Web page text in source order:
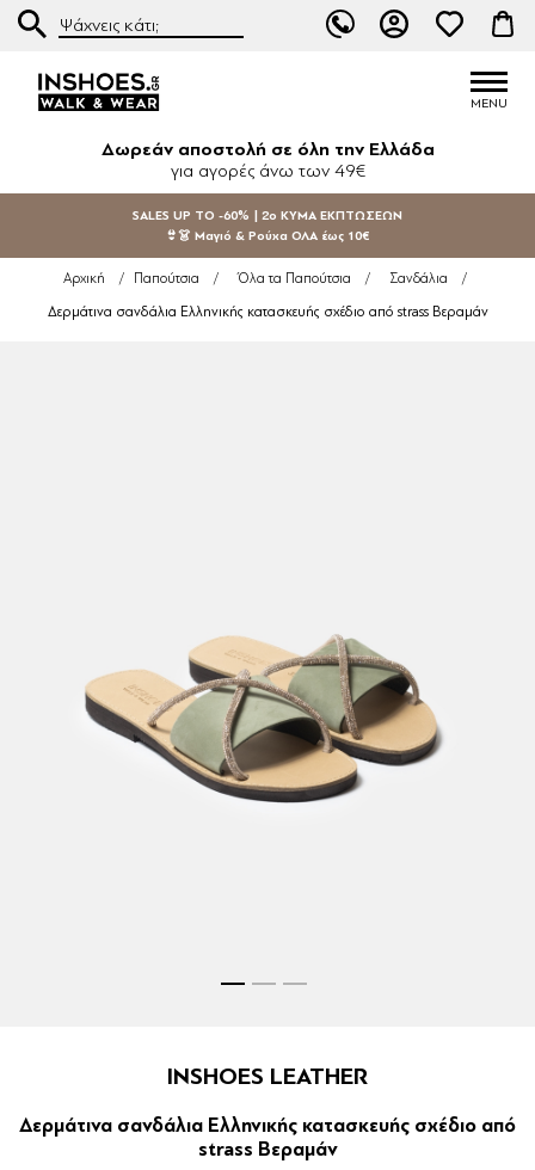
Δωρεάν αποστολή σε όλη την Ελλάδα
για αγορές άνω των 49€
SALES UP TO -60% | 2ο ΚΥΜΑ ΕΚΠΤΩΣΕΩΝ
👙👗 Μαγιό & Ρούχα ΟΛΑ έως 10€
Αρχική / Παπούτσια / Όλα τα Παπούτσια / Σανδάλια /
Δερμάτινα σανδάλια Ελληνικής κατασκευής σχέδιο από strass Βεραμάν
INSHOES LEATHER
Δερμάτινα σανδάλια Ελληνικής κατασκευής σχέδιο από
strass Βεραμάν